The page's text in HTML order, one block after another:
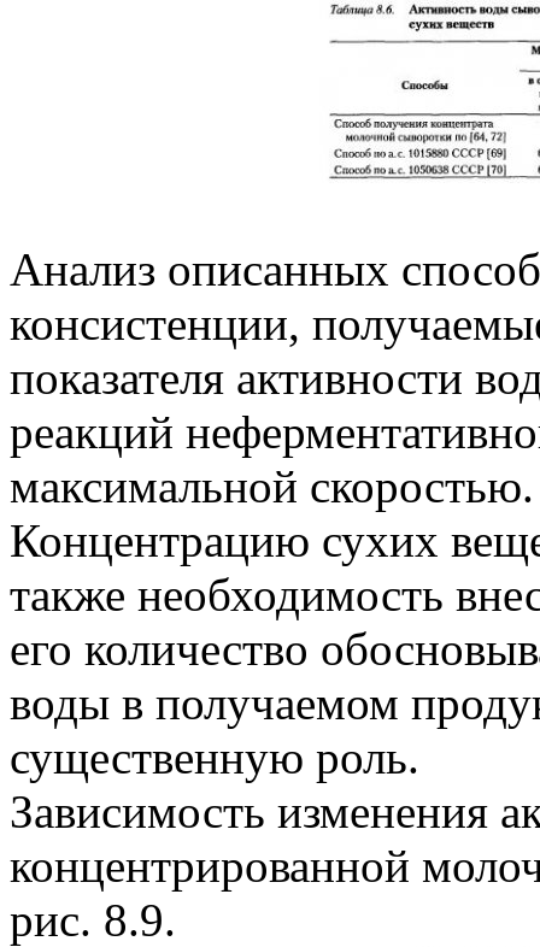
Анализ описанных
консистенции,
показателя активности
реакций
максимальной скоростью.
Концентрацию сухих
также необходимость
его количество
воды в получаемом
существенную роль.
Зависимость изменения
концентрированной
рис. 8.9.